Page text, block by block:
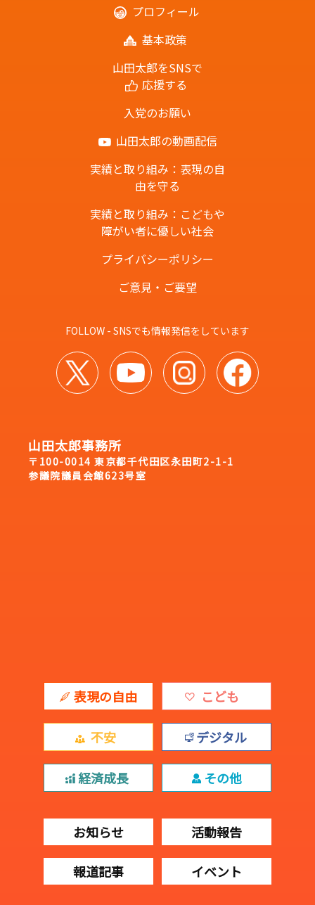
プロフィール
基本政策
山田太郎をSNSで
応援する
入党のお願い
山田太郎の動画配信
実績と取り組み：表現の自
由を守る
実績と取り組み：こどもや
障がい者に優しい社会
プライバシーポリシー
ご意見・ご要望
FOLLOW - SNSでも情報発信をしています
山田太郎事務所
〒100-0014 東京都千代田区永田町2-1-1
参議院議員会館623号室
表現の自由 こども
不安 デジタル
経済成長 その他
お知らせ 活動報告
報道記事 イベント